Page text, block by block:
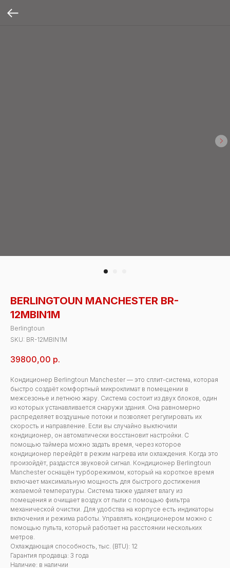
BERLINGTOUN MANCHESTER BR-
12MBIN1M
Berlingtoun
SKU: BR-12MBIN1M
39800,00 р.
Кондиционер Berlingtoun Manchester — это сплит-система, которая
быстро создаёт комфортный микроклимат в помещении в
межсезонье и летнюю жару. Система состоит из двух блоков, один
из которых устанавливается снаружи здания. Она равномерно
распределяет воздушные потоки и позволяет регулировать их
скорость и направление. Если вы случайно выключили
кондиционер, он автоматически восстановит настройки. С
помощью таймера можно задать время, через которое
кондиционер перейдёт в режим нагрева или охлаждения. Когда это
произойдёт, раздастся звуковой сигнал. Кондиционер Berlingtoun
Manchester оснащён турборежимом, который на короткое время
включает максимальную мощность для быстрого достижения
желаемой температуры. Система также удаляет влагу из
помещения и очищает воздух от пыли с помощью фильтра
механической очистки. Для удобства на корпусе есть индикаторы
включения и режима работы. Управлять кондиционером можно с
помощью пульта, который работает на расстоянии нескольких
метров.
Охлаждающая способность, тыс. (BTU): 12
Гарантия продавца: 3 года
Наличие: в наличии